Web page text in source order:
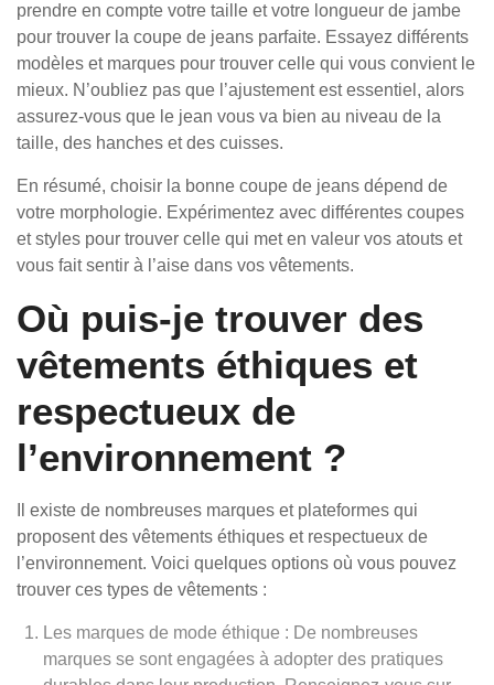
prendre en compte votre taille et votre longueur de jambe
pour trouver la coupe de jeans parfaite. Essayez différents
modèles et marques pour trouver celle qui vous convient le
mieux. N’oubliez pas que l’ajustement est essentiel, alors
assurez-vous que le jean vous va bien au niveau de la
taille, des hanches et des cuisses.
En résumé, choisir la bonne coupe de jeans dépend de
votre morphologie. Expérimentez avec différentes coupes
et styles pour trouver celle qui met en valeur vos atouts et
vous fait sentir à l’aise dans vos vêtements.
Où puis-je trouver des
vêtements éthiques et
respectueux de
l’environnement ?
Il existe de nombreuses marques et plateformes qui
proposent des vêtements éthiques et respectueux de
l’environnement. Voici quelques options où vous pouvez
trouver ces types de vêtements :
Les marques de mode éthique : De nombreuses
marques se sont engagées à adopter des pratiques